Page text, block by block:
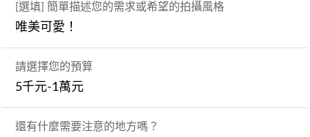
[選填] 簡單描述您的需求或希望的拍攝風格
唯美可愛！
請選擇您的預算
5千元-1萬元
還有什麼需要注意的地方嗎？